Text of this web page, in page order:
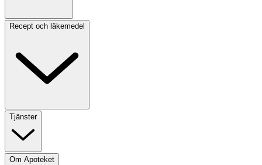
Recept och läkemedel
Tjänster
Om Apoteket